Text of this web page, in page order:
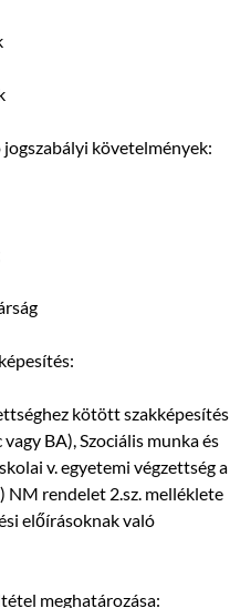
jogszabályi követelmények:
kötött szakképesítés
BA), Szociális munka és
v. egyetemi végzettség a
NM rendelet 2.sz. melléklete
előírásoknak való
meghatározása: